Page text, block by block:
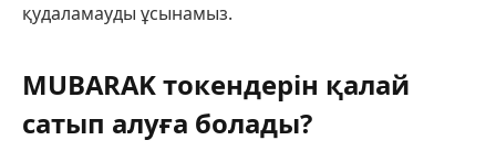
қудаламауды ұсынамыз.
MUBARAK токендерін қалай
сатып алуға болады?